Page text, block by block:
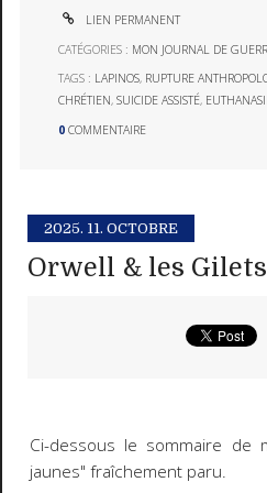
LIEN PERMANENT
CATÉGORIES : MON JOURNAL DE
TAGS : LAPINOS, RUPTURE
CHRÉTIEN,SUICIDE ASSISTÉ,
0 COMMENTAIRE
2025. 11. OCTOBRE
Orwell & les
Ci-dessous le sommaire de
jaunes" fraîchement paru.